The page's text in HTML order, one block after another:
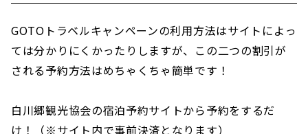
GOTOトラベルキャンペーンの利用方法はサイトによっ
ては分かりにくかったりしますが、この二つの割引が
される予約方法はめちゃくちゃ簡単です！
白川郷観光協会の宿泊予約サイトから予約をするだ
け！（※サイト内で事前決済となります）